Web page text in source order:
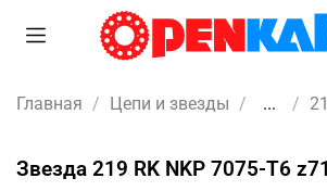
Главная Цепи и звезды ...
Звезда 219 RK NKP 7075-T6 z71